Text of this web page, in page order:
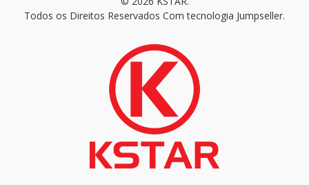
Todos os Direitos Reservados Com tecnologia Jumpseller.